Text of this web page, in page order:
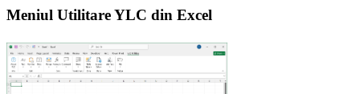
Meniul Utilitare YLC din Excel